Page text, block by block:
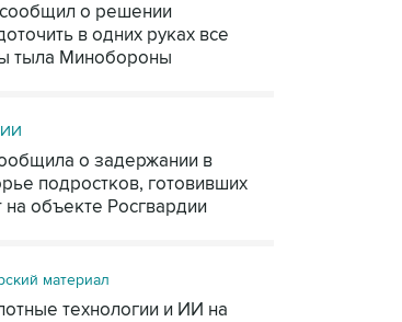
о решении
в одних руках все
тыла Минобороны
о задержании в
подростков, готовивших
на объекте Росгвардии
материал
технологии и ИИ на